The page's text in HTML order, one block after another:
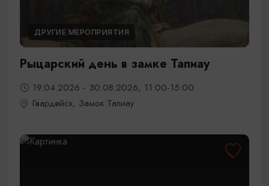
ДРУГИЕ МЕРОПРИЯТИЯ
Рыцарский день в замке Тапиау
19.04.2026 - 30.08.2026, 11:00-15:00
Гвардейск, Замок Тапиау